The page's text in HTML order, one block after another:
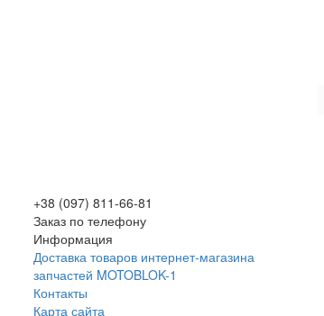
+38 (097) 811-66-81
Заказ по телефону
Информация
Доставка товаров интернет-магазина
запчастей MOTOBLOK-1
Контакты
Карта сайта